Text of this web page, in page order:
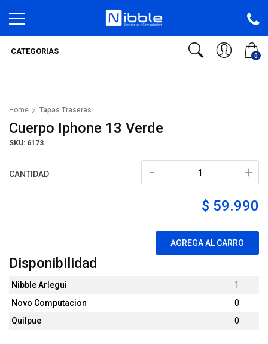
0
CATEGORIAS
Home Tapas Traseras
Cuerpo Iphone 13 Verde
SKU: 6173
CANTIDAD +
-
$ 59.990
AGREGA AL CARRO
Disponibilidad
Nibble Arlegui
1
Novo Computacion
0
Quilpue
0